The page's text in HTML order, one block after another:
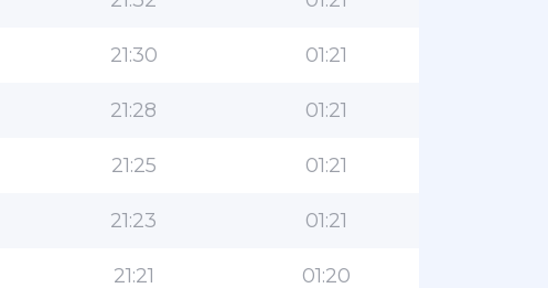
21:30 01:21
21:28 01:21
21:25 01:21
21:23 01:21
21:21 01:20